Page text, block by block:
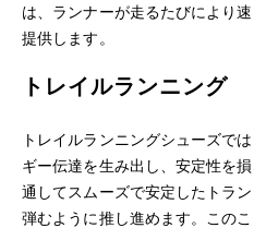
は、ランナーが走るたびにより
提供します。
トレイルランニング
トレイルランニングシューズで
ギー伝達を生み出し、安定性を
通してスムーズで安定したトラ
弾むように推し進めます。この